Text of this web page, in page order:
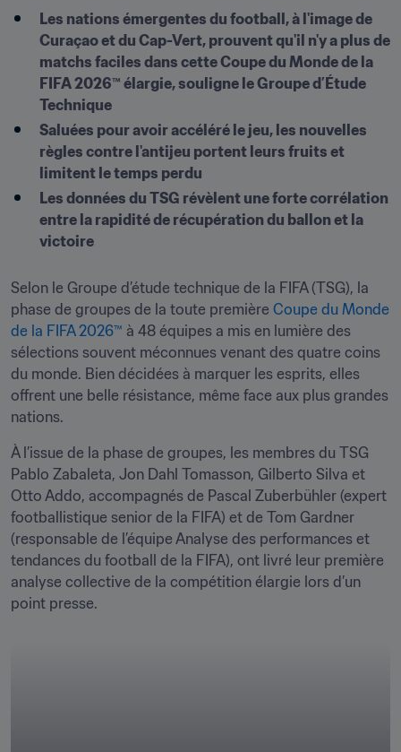
Les nations émergentes du football, à l'image de
Curaçao et du Cap-Vert, prouvent qu'il n'y a plus de
matchs faciles dans cette Coupe du Monde de la
FIFA 2026™ élargie, souligne le Groupe d’Étude
Technique
Saluées pour avoir accéléré le jeu, les nouvelles
règles contre l'antijeu portent leurs fruits et
limitent le temps perdu
Les données du TSG révèlent une forte corrélation
entre la rapidité de récupération du ballon et la
victoire
Selon le Groupe d’étude technique de la FIFA (TSG), la
phase de groupes de la toute première Coupe du Monde
de la FIFA 2026™ à 48 équipes a mis en lumière des
sélections souvent méconnues venant des quatre coins
du monde. Bien décidées à marquer les esprits, elles
offrent une belle résistance, même face aux plus grandes
nations.
À l’issue de la phase de groupes, les membres du TSG
Pablo Zabaleta, Jon Dahl Tomasson, Gilberto Silva et
Otto Addo, accompagnés de Pascal Zuberbühler (expert
footballistique senior de la FIFA) et de Tom Gardner
(responsable de l’équipe Analyse des performances et
tendances du football de la FIFA), ont livré leur première
analyse collective de la compétition élargie lors d’un
point presse.